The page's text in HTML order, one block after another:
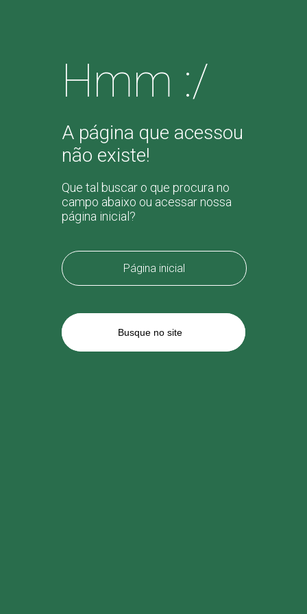
Hmm :/
A página que acessou
não existe!
Que tal buscar o que procura no
campo abaixo ou acessar nossa
página inicial?
Página inicial